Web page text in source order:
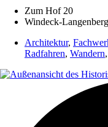
Zum Hof 20
Windeck-Langenberg
Architektur,
Radfahren, Wandern,